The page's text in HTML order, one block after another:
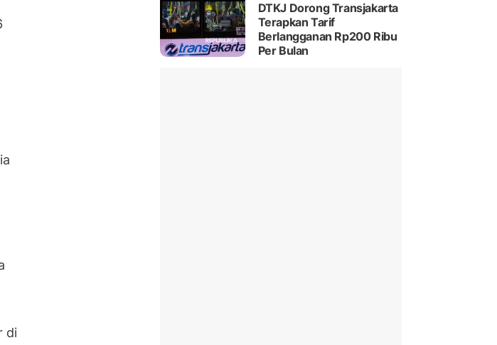
di
DTKJ Dorong Transjakarta
Terapkan Tarif
Berlangganan Rp200 Ribu
Per Bulan